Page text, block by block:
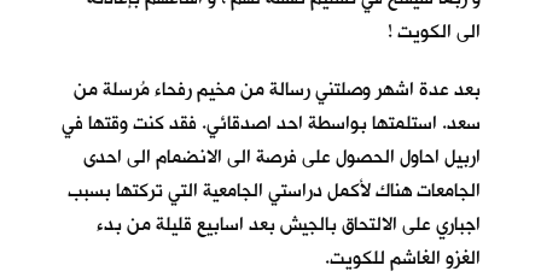
الى الكويت !
بعد عدة اشهر وصلتني رسالة من مخيم رفحاء مُرسلة من
سعد. استلمتها بواسطة احد اصدقائي. فقد كنت وقتها في
اربيل احاول الحصول على فرصة الى الانضمام الى احدى
الجامعات هناك لأكمل دراستي الجامعية التي تركتها بسبب
اجباري على الالتحاق بالجيش بعد اسابيع قليلة من بدء
الغزو الغاشم للكويت.